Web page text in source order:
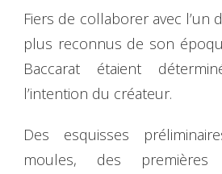
Fiers de collaborer avec l’un
plus reconnus de son
Baccarat étaient
l’intention du créateur.
Des esquisses
moules, des premières